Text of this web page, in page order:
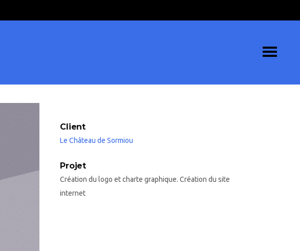
Client
Le Château de Sormiou
Projet
Création du logo et charte graphique. Création du site
internet